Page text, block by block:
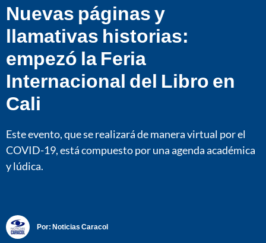
Nuevas páginas y
llamativas historias:
empezó la Feria
Internacional del Libro en
Cali
Este evento, que se realizará de manera virtual por el
COVID-19, está compuesto por una agenda académica
y lúdica.
Por: Noticias Caracol